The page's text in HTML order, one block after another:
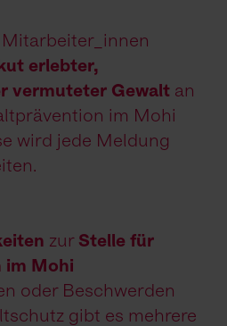
erlebter,
vermuteter Gewaltan
im Mohi
wird jede Meldung
zur Stelle für
im Mohi
oder Beschwerden
gibt es mehrere